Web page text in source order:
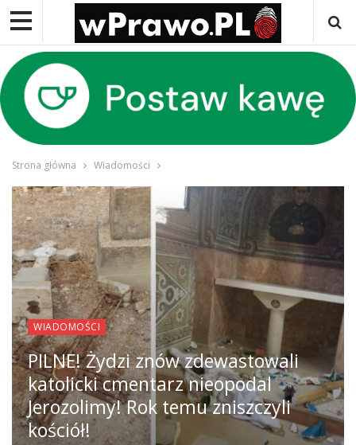
Strona główna Wiadomości
WIADOMOŚCI
PILNE! Żydzi znów zdewastowali
katolicki cmentarz nieopodal
Jerozolimy! Rok temu zniszczyli
kościół!